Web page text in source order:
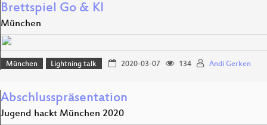
Brettspiel Go & KI
München
München Lightning talk 2020-03-07 134 Andi Gerken
Abschlusspräsentation
Jugend hackt München 2020